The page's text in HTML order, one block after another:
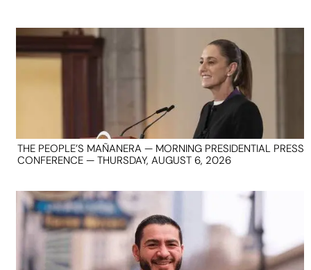
THE PEOPLE’S MAÑANERA — MORNING PRESIDENTIAL PRESS
CONFERENCE — THURSDAY, AUGUST 6, 2026